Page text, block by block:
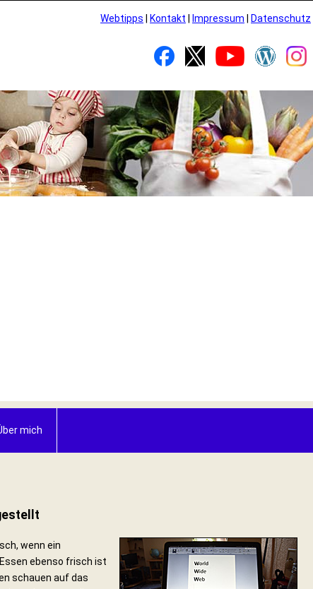
Webtipps Kontakt Impressum Datenschutz
mich
wenn ein
ebenso frisch ist
schauen auf das